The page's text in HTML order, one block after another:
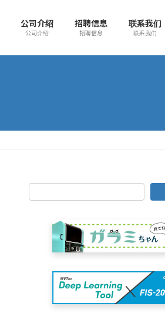
公司介绍
公司介绍
招聘信息
招聘信息
联系我们
联系我们